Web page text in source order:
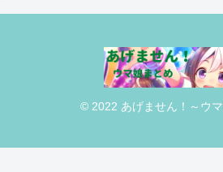
© 2022 あげません！～ウマ